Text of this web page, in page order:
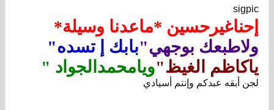
sigpic
إحناغيرحسين *ماعدنا وسيلة*
ولاطبعك بوجهي"بابك إ تسده"
ياكاظم الغيظ"ويامحمدالجواد "
لجن أبقه عبدكم وإنتم أسيادي